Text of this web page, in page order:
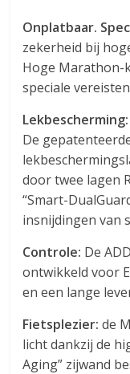
Onplatbaar.
zekerheid bij
Hoge Marathon-
speciale
Lekbescherming:
De
door twee lagen
“Smart-
insnijdingen van
Controle: De
ontwikkeld voor
en een lange
Fietsplezier: de
licht dankzij de
Aging” zijwand